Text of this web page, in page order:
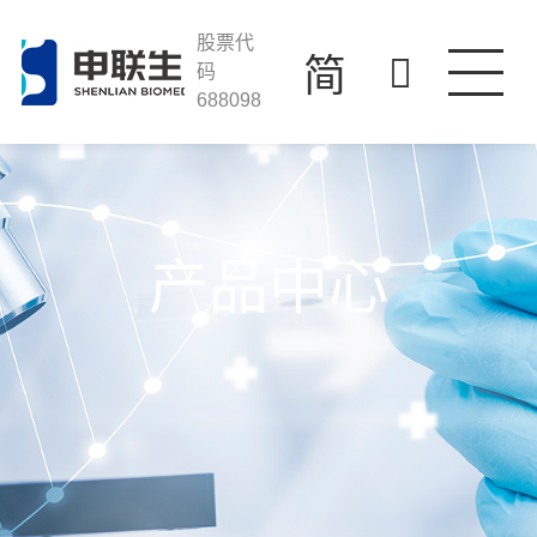
股票代
码
688098
科技创新
投资者关系
人才发展
联系我们
简
产品中心